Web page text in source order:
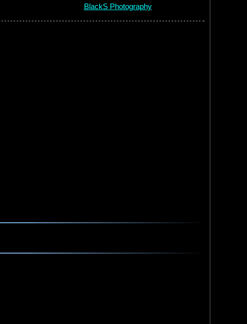
BlackS Photography